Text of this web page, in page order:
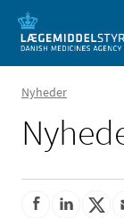
Nyheder